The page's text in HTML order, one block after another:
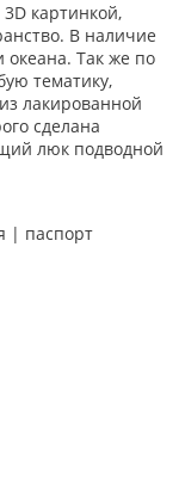
картинкой,
В наличие
океана. Так же по
тематику,
лакированной
сделана
люк подводной
| паспорт